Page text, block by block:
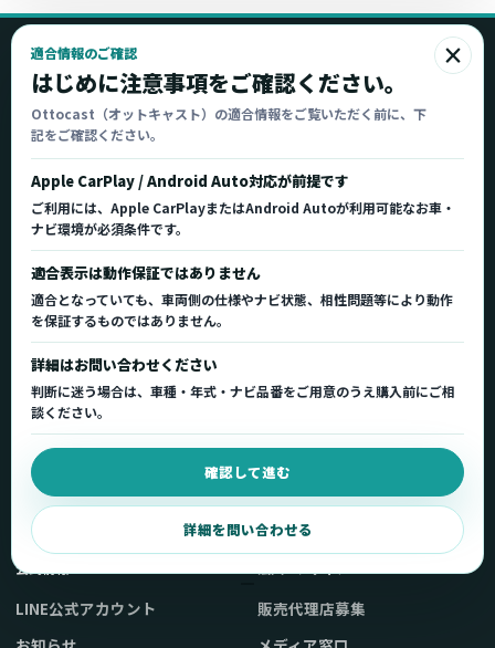
×
適合情報のご確認
はじめに注意事項をご確認ください。
Ottocast（オットキャスト）の適合情報をご覧いただく前に、下
記をご確認ください。
Apple CarPlay / Android Auto対応が前提です
ご利用には、Apple CarPlayまたはAndroid Autoが利用可能なお車・
ナビ環境が必須条件です。
適合表示は動作保証ではありません
適合となっていても、車両側の仕様やナビ状態、相性問題等により動作
を保証するものではありません。
詳細はお問い合わせください
判断に迷う場合は、車種・年式・ナビ品番をご用意のうえ購入前にご相
談ください。
確認して進む
詳細を問い合わせる
Ottocast
オットキャスト
Ottocast正規販売代理店 Azgate株式会社
Ottocast（オットキャスト）の製品情報、車種適
合、サポート情報を日本国内向けに整理してご案内し
ます。
正規販売代理店 車種適合情報 国内サポート窓口
製品を探す
製品一覧
車種適合を確認
用途から製品を選ぶ
取扱店舗・購入先
弊社販売ストアへ
Q&A・症状別サポート
起動不良復旧サービス
公式情報
LINE公式アカウント
販売代理店募集